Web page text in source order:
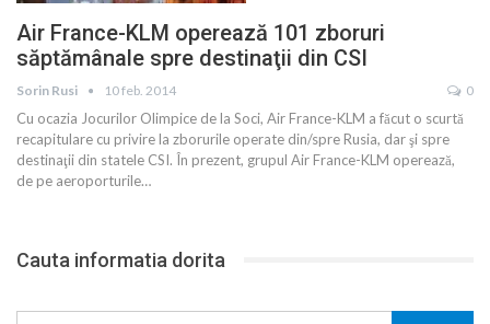
Air France-KLM operează 101 zboruri
săptămânale spre destinaţii din CSI
Sorin Rusi 10 feb. 2014 0
Cu ocazia Jocurilor Olimpice de la Soci, Air France-KLM a făcut o scurtă
recapitulare cu privire la zborurile operate din/spre Rusia, dar şi spre
destinaţii din statele CSI. În prezent, grupul Air France-KLM operează,
de pe aeroporturile…
Cauta informatia dorita